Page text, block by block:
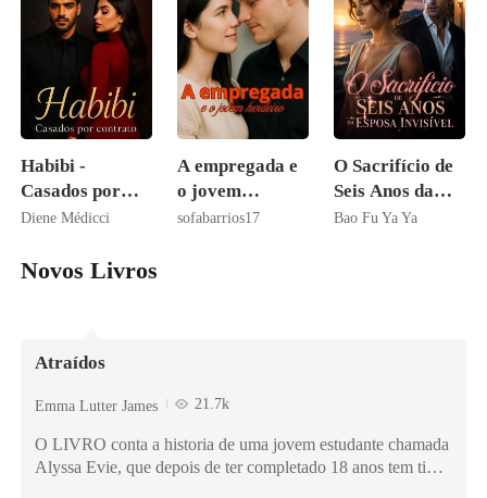
Habibi -
Casados por
contrato
Diene Médicci
A empregada e
o jovem
herdeiro
sofabarrios17
O Sacrifício de
Seis Anos da
Esposa Invisível
Bao Fu Ya Ya
Novos Livros
Atraídos
Emma Lutter James 21.7k
O LIVRO conta a historia de uma jovem estudante chamada
Alyssa Evie, que depois de ter completado 18 anos tem tido